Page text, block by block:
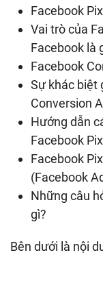
Facebook
Vai trò của
Facebook là
Facebook
Sự khác biệt
Conversion
Hướng dẫn
Facebook
Facebook
(Facebook
Những câu
gì?
Bên dưới là nội